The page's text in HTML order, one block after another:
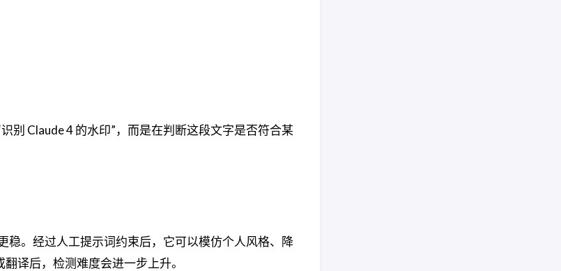
别 Claude 4 的水印”，而是在判断这段文字是否符合某
稳。经过人工提示词约束后，它可以模仿个人风格、降
译后，检测难度会进一步上升。